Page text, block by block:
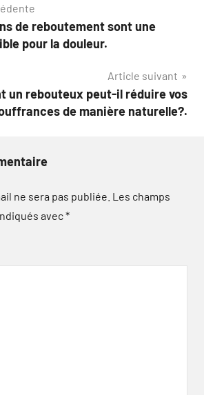
de reboutement sont une
pour la douleur.
Article suivant
un rebouteux peut-il réduire vos
de manière naturelle?.
ne sera pas publiée. Les champs
avec*